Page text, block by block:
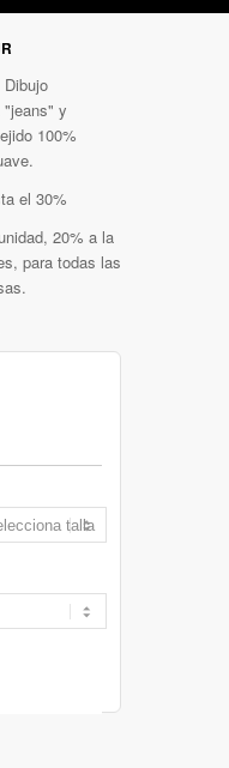
"jeans" y
100%
el 30%
20% a la
para todas las